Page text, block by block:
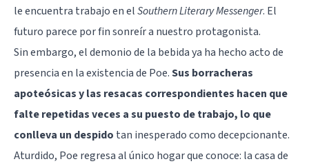
le encuentra trabajo en elSouthern Literary Messenger. El
futuro parece por fin sonreír a nuestro protagonista.
Sin embargo, el demonio de la bebida ya ha hecho acto de
presencia en la existencia de Poe.Sus borracheras
apoteósicas y las resacas correspondientes hacen que
falte repetidas veces a su puesto de trabajo, lo que
conlleva un despido tan inesperado como decepcionante.
Aturdido, Poe regresa al único hogar que conoce: la casa de